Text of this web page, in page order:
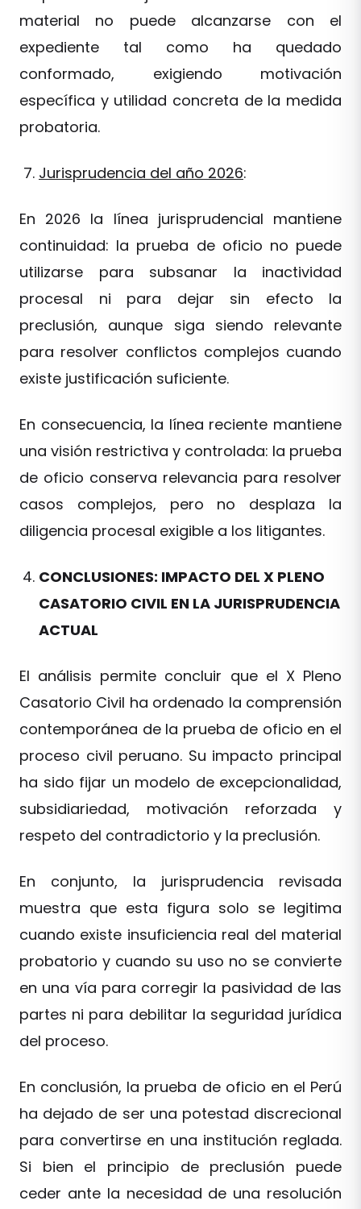
material no puede alcanzarse con el
expediente tal como ha quedado
conformado, exigiendo motivación
específica y utilidad concreta de la medida
probatoria.
Jurisprudencia del año 2026:
En 2026 la línea jurisprudencial mantiene
continuidad: la prueba de oficio no puede
utilizarse para subsanar la inactividad
procesal ni para dejar sin efecto la
preclusión, aunque siga siendo relevante
para resolver conflictos complejos cuando
existe justificación suficiente.
En consecuencia, la línea reciente mantiene
una visión restrictiva y controlada: la prueba
de oficio conserva relevancia para resolver
casos complejos, pero no desplaza la
diligencia procesal exigible a los litigantes.
CONCLUSIONES: IMPACTO DEL X PLENO
CASATORIO CIVIL EN LA JURISPRUDENCIA
ACTUAL
El análisis permite concluir que el X Pleno
Casatorio Civil ha ordenado la comprensión
contemporánea de la prueba de oficio en el
proceso civil peruano. Su impacto principal
ha sido fijar un modelo de excepcionalidad,
subsidiariedad, motivación reforzada y
respeto del contradictorio y la preclusión.
En conjunto, la jurisprudencia revisada
muestra que esta figura solo se legitima
cuando existe insuficiencia real del material
probatorio y cuando su uso no se convierte
en una vía para corregir la pasividad de las
partes ni para debilitar la seguridad jurídica
del proceso.
En conclusión, la prueba de oficio en el Perú
ha dejado de ser una potestad discrecional
para convertirse en una institución reglada.
Si bien el principio de preclusión puede
ceder ante la necesidad de una resolución